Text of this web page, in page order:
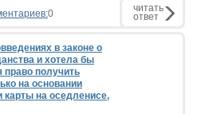
0 читать
ответ
в законе о
и хотела бы
право получить
на основании
карты на оседленисе,